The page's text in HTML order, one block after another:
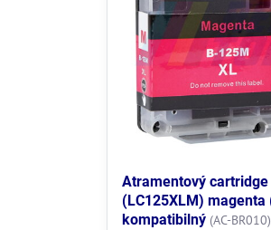
Atramentový
(LC125XLM) magenta
kompatibilný (AC-BR010)